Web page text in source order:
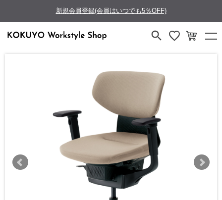
新規会員登録(会員はいつでも5％OFF)